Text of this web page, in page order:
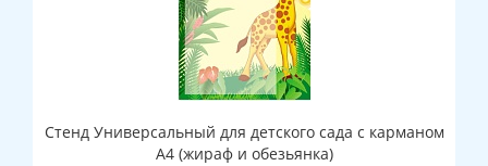
Стенд Универсальный для детского сада с карманом
А4 (жираф и обезьянка)